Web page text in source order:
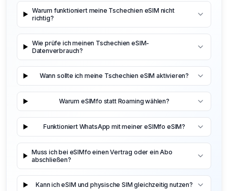
Warum funktioniert meine Tschechien eSIM nicht
richtig?
Wie prüfe ich meinen Tschechien eSIM-
Datenverbrauch?
Wann sollte ich meine Tschechien eSIM aktivieren?
Warum eSIMfo statt Roaming wählen?
Funktioniert WhatsApp mit meiner eSIMfo eSIM?
Muss ich bei eSIMfo einen Vertrag oder ein Abo
abschließen?
Kann ich eSIM und physische SIM gleichzeitig nutzen?